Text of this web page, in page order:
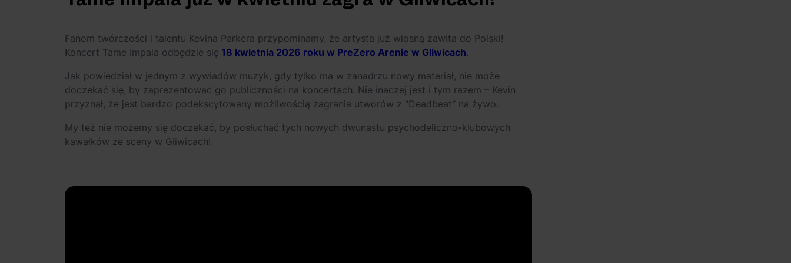
Fanom twórczości i talentu Kevina Parkera przypominamy, że artysta już wiosną zawita do Polski!
Koncert Tame Impala odbędzie się 18 kwietnia 2026 roku w PreZero Arenie w Gliwicach.
Jak powiedział w jednym z wywiadów muzyk, gdy tylko ma w zanadrzu nowy materiał, nie może
doczekać się, by zaprezentować go publiczności na koncertach. Nie inaczej jest i tym razem – Kevin
przyznał, że jest bardzo podekscytowany możliwością zagrania utworów z “Deadbeat” na żywo.
My też nie możemy się doczekać, by posłuchać tych nowych dwunastu psychodeliczno-klubowych
kawałków ze sceny w Gliwicach!